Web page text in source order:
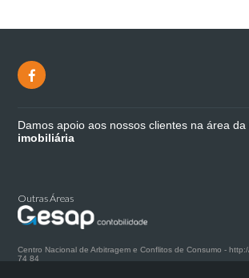
Damos apoio aos nossos clientes na área da
imobiliária
Outras Áreas
Centro Nacional de Arbitragem e Conflitos de Consumo -
74 84